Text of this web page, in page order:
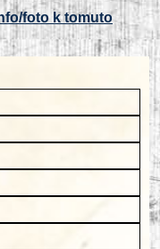
foto k tomuto